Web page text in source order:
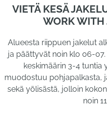
VIETÄ KESÄ
WORK WITH
Alueesta riippuen jakelut
ja päättyvät noin klo 06-
keskimäärin 3-4 tuntia
muodostuu pohjapalkasta,
sekä yölisästä, jolloin
noin